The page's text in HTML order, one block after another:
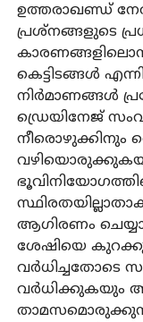
ഉത്തരാഖണ്ഡ്
പ്രശ്‌നങ്ങളുടെ
കെട്ടിടങ്ങൾ
നിർമാണങ്ങൾ
ഡ്രെയിനേജ്
നീരൊഴുക്കിനും
ആഗിരണം
ശേഷിയെ
വർധിച്ചതോടെ
വർധിക്കുകയും